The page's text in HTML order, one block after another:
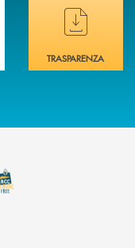
immediata ?
Hai bisogno di
TRASPARENZA